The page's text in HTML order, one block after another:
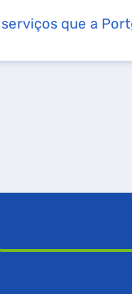
que a